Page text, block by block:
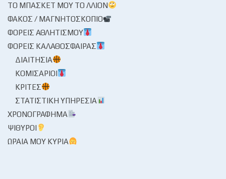
ΤΟ ΜΠΆΣΚΕΤ ΜΟΥ ΤΟ ΛΛΊΟΝ
ΦΑΚΌΣ / ΜΑΓΝΗΤΟΣΚΌΠΙΟ
ΦΟΡΕΊΣ ΑΘΛΗΤΙΣΜΟΎ
ΦΟΡΕΊΣ ΚΑΛΑΘΌΣΦΑΙΡΑΣ
ΔΙΑΙΤΗΣΊΑ
ΚΟΜΙΣΆΡΙΟΙ
ΚΡΙΤΈΣ
ΣΤΑΤΙΣΤΙΚΉ ΥΠΗΡΕΣΊΑ
ΧΡΟΝΟΓΡΆΦΗΜΑ
ΨΊΘΥΡΟΙ
ΩΡΑΊΑ ΜΟΥ ΚΥΡΊΑ